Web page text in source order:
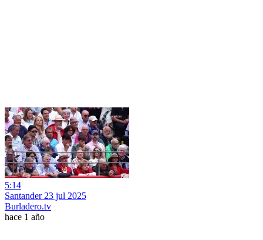
5:14
Santander 23 jul 2025
Burladero.tv
hace 1 año